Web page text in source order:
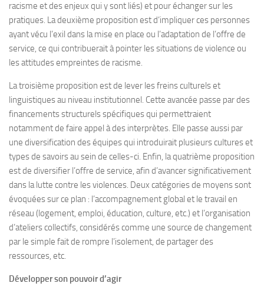
racisme et des enjeux qui y sont liés) et pour échanger sur les
pratiques. La deuxième proposition est d’impliquer ces personnes
ayant vécu l’exil dans la mise en place ou l’adaptation de l’offre de
service, ce qui contribuerait à pointer les situations de violence ou
les attitudes empreintes de racisme.
La troisième proposition est de lever les freins culturels et
linguistiques au niveau institutionnel. Cette avancée passe par des
financements structurels spécifiques qui permettraient
notamment de faire appel à des interprètes. Elle passe aussi par
une diversification des équipes qui introduirait plusieurs cultures et
types de savoirs au sein de celles-ci. Enfin, la quatrième proposition
est de diversifier l’offre de service, afin d’avancer significativement
dans la lutte contre les violences. Deux catégories de moyens sont
évoquées sur ce plan : l’accompagnement global et le travail en
réseau (logement, emploi, éducation, culture, etc.) et l’organisation
d’ateliers collectifs, considérés comme une source de changement
par le simple fait de rompre l’isolement, de partager des
ressources, etc.
Développer son pouvoir d’agir